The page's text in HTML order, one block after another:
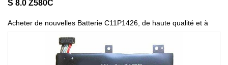
S 8.0 Z580C
Acheter de nouvelles Batterie C11P1426, de haute qualité et à